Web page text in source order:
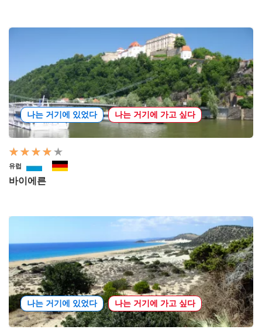
나는 거기에 있었다 나는 거기에 가고 싶다
유럽
바이에른
나는 거기에 있었다 나는 거기에 가고 싶다